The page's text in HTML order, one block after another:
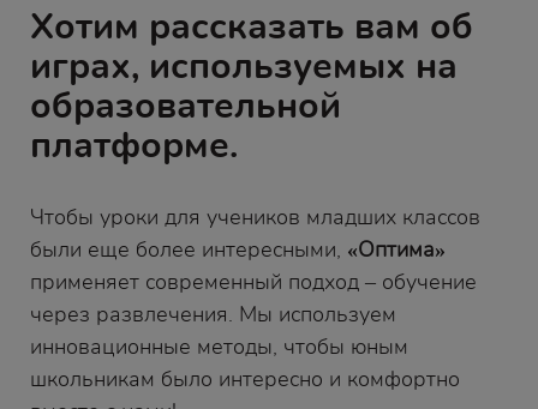
Хотим рассказать вам об
играх, используемых на
образовательной
платформе.
Чтобы уроки для учеников младших классов
были еще более интересными, «Оптима»
применяет современный подход – обучение
через развлечения. Мы используем
инновационные методы, чтобы юным
школьникам было интересно и комфортно